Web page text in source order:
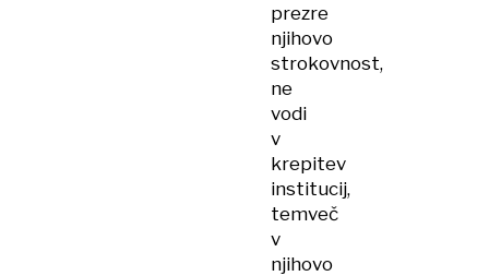
prezre
njihovo
strokovnost,
ne
vodi
v
krepitev
institucij,
temveč
v
njihovo